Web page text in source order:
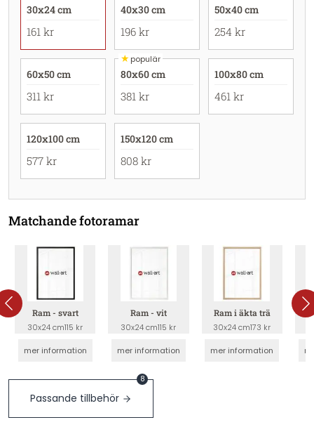
30x24 cm
161 kr
40x30 cm
196 kr
50x40 cm
254 kr
60x50 cm
311 kr
★populär
80x60 cm
381 kr
100x80 cm
461 kr
120x100 cm
577 kr
150x120 cm
808 kr
Matchande fotoramar
Ram - svart
30x24 cm115 kr
mer information
Ram - vit
30x24 cm115 kr
mer information
Ram i äkta trä
30x24 cm173 kr
mer information
Passande tillbehör
8